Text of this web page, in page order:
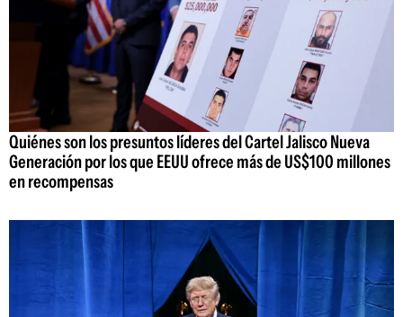
Quiénes son los presuntos líderes del Cartel Jalisco Nueva
Generación por los que EEUU ofrece más de US$100 millones
en recompensas